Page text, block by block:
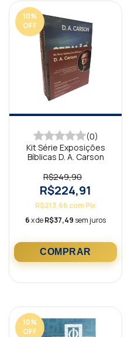
10%
OFF
(0)
Kit Série Exposições
Bíblicas D. A. Carson
R$249,90
R$224,91
R$213,66 comPix
6x deR$37,49 sem juros
10%
OFF